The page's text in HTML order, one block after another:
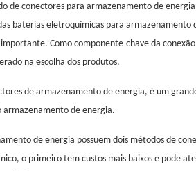
de conectores para armazenamento de
baterias eletroquímicas para
Como componente-chave da
na escolha dos produtos.
de armazenamento de energia, é um
de energia.
de energia possuem dois métodos de
o primeiro tem custos mais baixos e pode